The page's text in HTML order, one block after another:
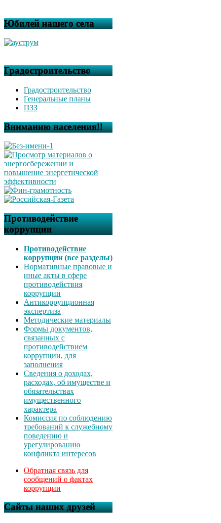
Юбилей нашего села
Градостроительство
Градостроительство
Генеральные планы
ПЗЗ
Вниманию населения!!
Противодействие
коррупции
Противодействие
коррупции (все разделы)
Нормативные правовые и
иные акты в сфере
противодействия
коррупции
Антикоррупционная
экспертиза
Методические материалы
Формы документов,
связанных с
противодействием
коррупции, для
заполнения
Сведения о доходах,
расходах, об имуществе и
обязательствах
имущественного
характера
Комиссия по соблюдению
требований к служебному
поведению и
урегулированию
конфликта интересов
Обратная связь для
сообщений о фактах
коррупции
Сайты наших друзей